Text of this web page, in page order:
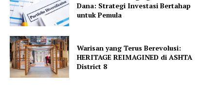
Dana: Strategi Investasi Bertahap
untuk Pemula
Warisan yang Terus Berevolusi:
HERITAGE REIMAGINED di ASHTA
District 8